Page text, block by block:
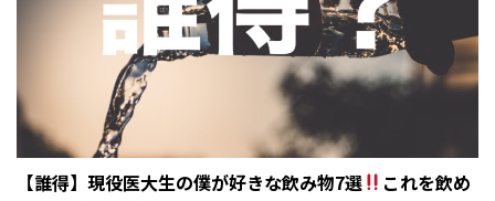
【誰得】現役医大生の僕が好きな飲み物7選
これを飲め